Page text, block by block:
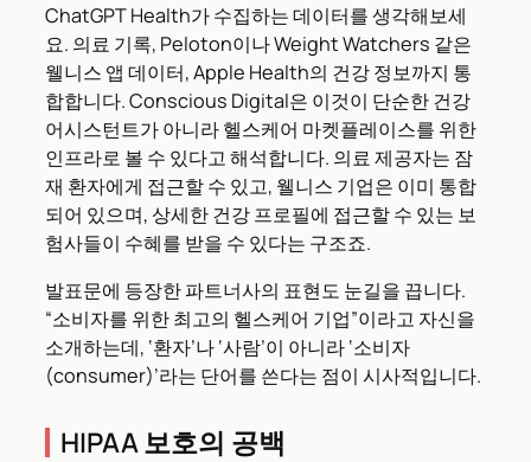
ChatGPT Health가 수집하는 데이터를 생각해보세
요. 의료 기록, Peloton이나 Weight Watchers 같은
웰니스 앱 데이터, Apple Health의 건강 정보까지 통
합합니다. Conscious Digital은 이것이 단순한 건강
어시스턴트가 아니라 헬스케어 마켓플레이스를 위한
인프라로 볼 수 있다고 해석합니다. 의료 제공자는 잠
재 환자에게 접근할 수 있고, 웰니스 기업은 이미 통합
되어 있으며, 상세한 건강 프로필에 접근할 수 있는 보
험사들이 수혜를 받을 수 있다는 구조죠.
발표문에 등장한 파트너사의 표현도 눈길을 끕니다.
“소비자를 위한 최고의 헬스케어 기업”이라고 자신을
소개하는데, ‘환자’나 ‘사람’이 아니라 ‘소비자
(consumer)’라는 단어를 쓴다는 점이 시사적입니다.
HIPAA 보호의 공백